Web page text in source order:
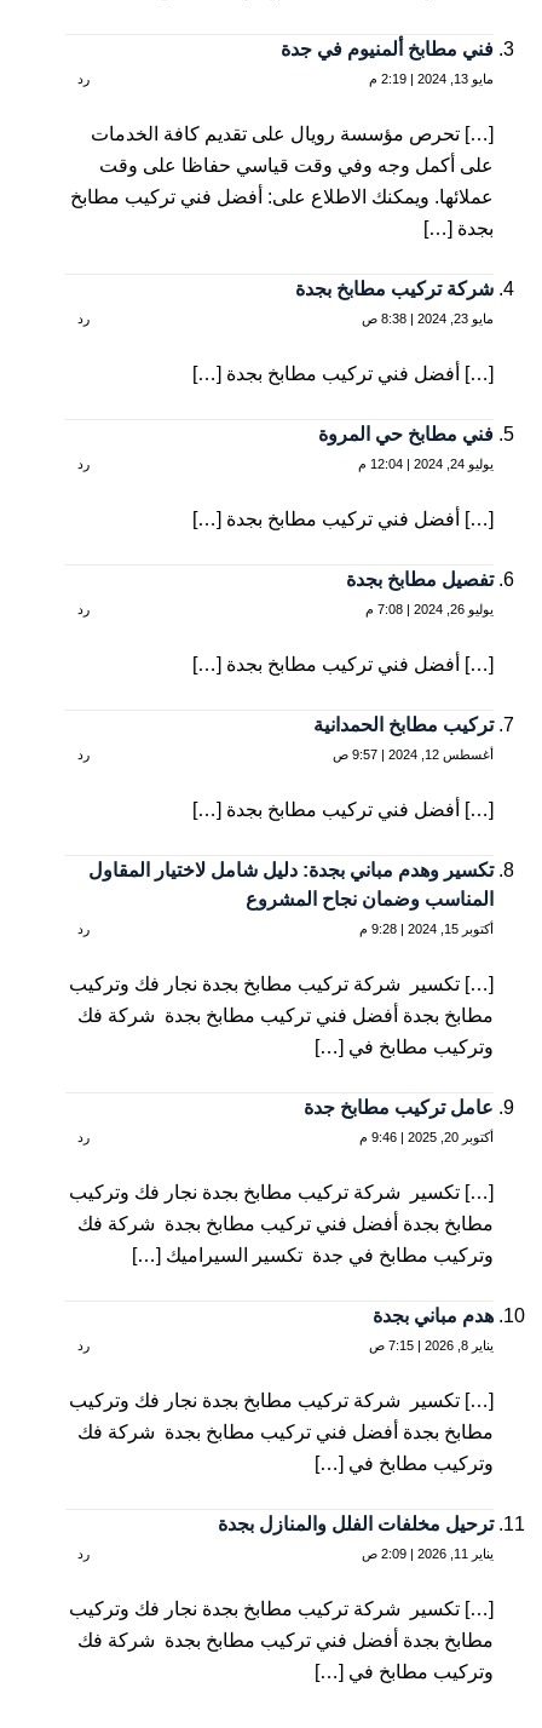
فني مطابخ ألمنيوم في جدة
مايو 13, 2024 | 2:19 م رد
[…] تحرص مؤسسة رويال على تقديم كافة الخدمات
على أكمل وجه وفي وقت قياسي حفاظا على وقت
عملائها. ويمكنك الاطلاع على: أفضل فني تركيب مطابخ
بجدة […]
شركة تركيب مطابخ بجدة
مايو 23, 2024 | 8:38 ص رد
[…] أفضل فني تركيب مطابخ بجدة […]
فني مطابخ حي المروة
يوليو 24, 2024 | 12:04 م رد
[…] أفضل فني تركيب مطابخ بجدة […]
تفصيل مطابخ بجدة
يوليو 26, 2024 | 7:08 م رد
[…] أفضل فني تركيب مطابخ بجدة […]
تركيب مطابخ الحمدانية
أغسطس 12, 2024 | 9:57 ص رد
[…] أفضل فني تركيب مطابخ بجدة […]
تكسير وهدم مباني بجدة: دليل شامل لاختيار المقاول
المناسب وضمان نجاح المشروع
أكتوبر 15, 2024 | 9:28 م رد
[…] تكسير شركة تركيب مطابخ بجدة نجار فك وتركيب
مطابخ بجدة أفضل فني تركيب مطابخ بجدة شركة فك
وتركيب مطابخ في […]
عامل تركيب مطابخ جدة
أكتوبر 20, 2025 | 9:46 م رد
[…] تكسير شركة تركيب مطابخ بجدة نجار فك وتركيب
مطابخ بجدة أفضل فني تركيب مطابخ بجدة شركة فك
وتركيب مطابخ في جدة تكسير السيراميك […]
هدم مباني بجدة
يناير 8, 2026 | 7:15 ص رد
[…] تكسير شركة تركيب مطابخ بجدة نجار فك وتركيب
مطابخ بجدة أفضل فني تركيب مطابخ بجدة شركة فك
وتركيب مطابخ في […]
ترحيل مخلفات الفلل والمنازل بجدة
يناير 11, 2026 | 2:09 ص رد
[…] تكسير شركة تركيب مطابخ بجدة نجار فك وتركيب
مطابخ بجدة أفضل فني تركيب مطابخ بجدة شركة فك
وتركيب مطابخ في […]